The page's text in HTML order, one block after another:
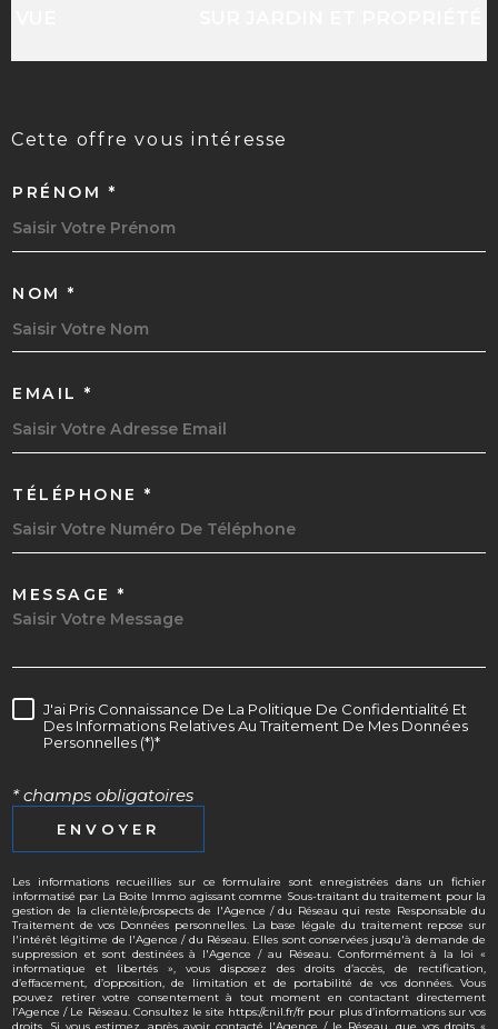
cette offre vous intéresse
PRÉNOM *
NOM *
EMAIL *
TÉLÉPHONE *
MESSAGE *
J'ai Pris Connaissance De La Politique De Confidentialité Et
Des Informations Relatives Au Traitement De Mes Données
Personnelles (*)*
* champs obligatoires
ENVOYER
Les informations recueillies sur ce formulaire sont enregistrées dans un fichier
informatisé par La Boite Immo agissant comme Sous-traitant du traitement pour la
gestion de la clientèle/prospects de l'Agence / du Réseau qui reste Responsable du
Traitement de vos Données personnelles. La base légale du traitement repose sur
l'intérêt légitime de l'Agence / du Réseau. Elles sont conservées jusqu'à demande de
suppression et sont destinées à l'Agence / au Réseau. Conformément à la loi «
informatique et libertés », vous disposez des droits d’accès, de rectification,
d’effacement, d’opposition, de limitation et de portabilité de vos données. Vous
pouvez retirer votre consentement à tout moment en contactant directement
l’Agence / Le Réseau. Consultez le site https://cnil.fr/fr pour plus d’informations sur vos